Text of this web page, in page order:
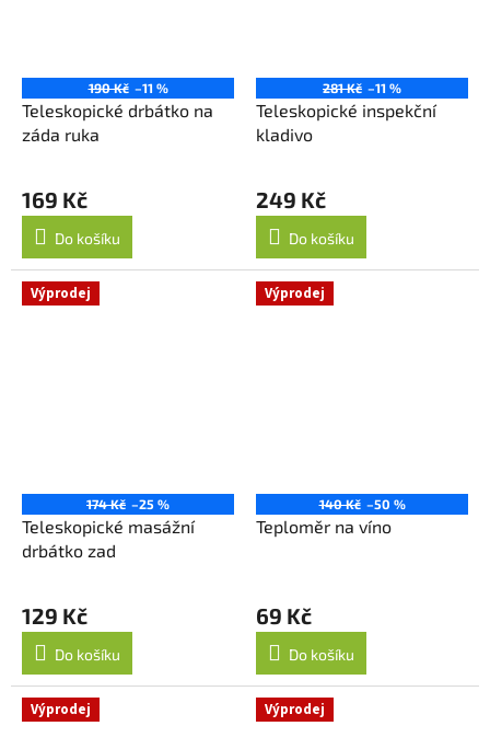
190 Kč –11 %
Teleskopické drbátko na
záda ruka
169 Kč
Do košíku
281 Kč –11 %
Teleskopické inspekční
kladivo
249 Kč
Do košíku
Výprodej
174 Kč –25 %
Teleskopické masážní
drbátko zad
129 Kč
Do košíku
Výprodej
140 Kč –50 %
Teploměr na víno
69 Kč
Do košíku
Výprodej Výprodej